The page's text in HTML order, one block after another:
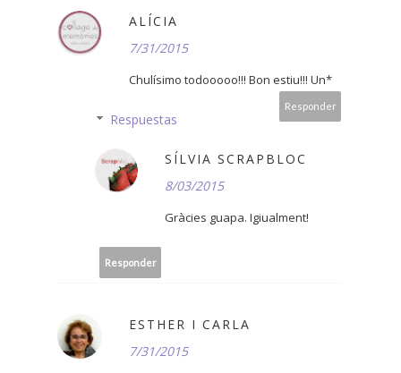
ALÍCIA
7/31/2015
Chulísimo todooooo!!! Bon estiu!!! Un*
Responder
Respuestas
SÍLVIA SCRAPBLOC
8/03/2015
Gràcies guapa. Igiualment!
Responder
ESTHER I CARLA
7/31/2015